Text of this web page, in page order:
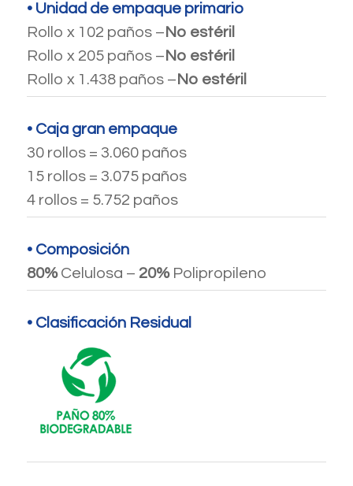
• Unidad de empaque primario
Rollo x 102 paños – No estéril
Rollo x 205 paños – No estéril
Rollo x 1.438 paños – No estéril
• Caja gran empaque
30 rollos = 3.060 paños
15 rollos = 3.075 paños
4 rollos = 5.752 paños
• Composición
80%Celulosa – 20%Polipropileno
• Clasificación Residual